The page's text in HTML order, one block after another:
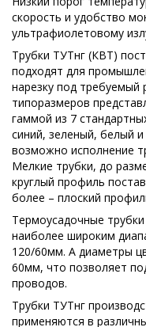
скорость и удобство
ультрафиолетовому
Трубки ТУТнг (КВТ)
подходят для
нарезку под
типоразмеров
гаммой из 7
синий, зеленый, белый
возможно исполнение
Мелкие трубки, до
круглый профиль
более – плоский
Термоусадочные
наиболее широким
120/60мм. А диаметры
60мм, что позволяет
проводов.
Трубки ТУТнг
применяются в